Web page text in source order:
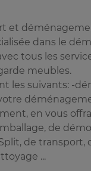
et
dans le
tous les
meubles.
les suivants: -
en vous
de
de transport,
...